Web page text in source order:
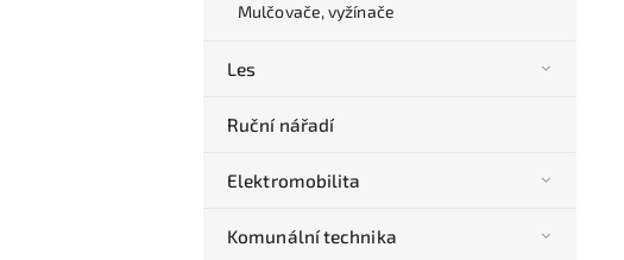
Mulčovače, vyžínače
Les
Ruční nářadí
Elektromobilita
Komunální technika